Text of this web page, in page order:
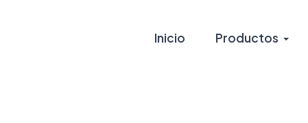
Inicio Productos